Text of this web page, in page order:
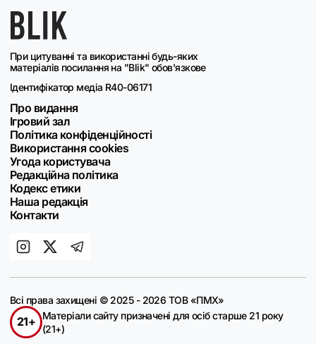
При цитуванні та використанні будь-яких
матеріалів посилання на "Blik" обов'язкове
Ідентифікатор медіа R40-06171
Про видання
Ігровий зал
Політика конфіденційності
Використання cookies
Угода користувача
Редакційна політика
Кодекс етики
Наша редакція
Контакти
Всі права захищені © 2025 - 2026 ТОВ «ПМХ»
21+
Матеріали сайту призначені для осіб старше 21 року
(21+)